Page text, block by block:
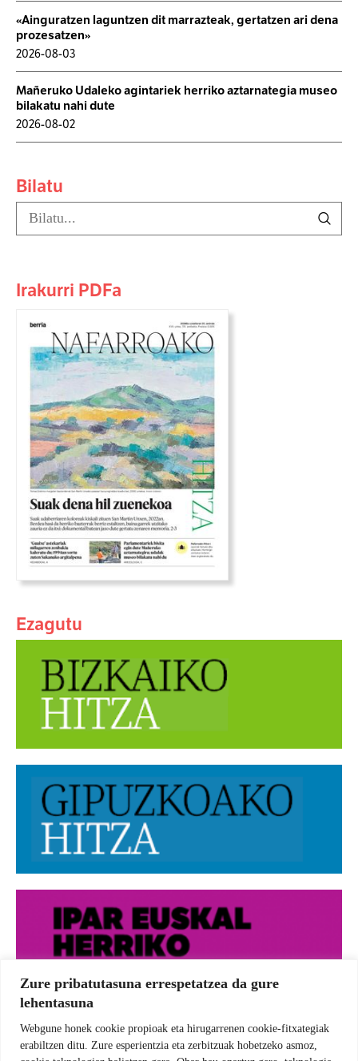
Zure pribatutasuna errespetatzea da gure
lehentasuna
Webgune honek cookie propioak eta hirugarrenen cookie-fitxategiak
erabiltzen ditu. Zure esperientzia eta zerbitzuak hobetzeko asmoz,
«Ainguratzen laguntzen dit marrazteak, gertatzen ari dena
prozesatzen»
2026-08-03
Mañeruko Udaleko agintariek herriko aztarnategia museo
bilakatu nahi dute
2026-08-02
Bilatu
Irakurri PDFa
Ezagutu